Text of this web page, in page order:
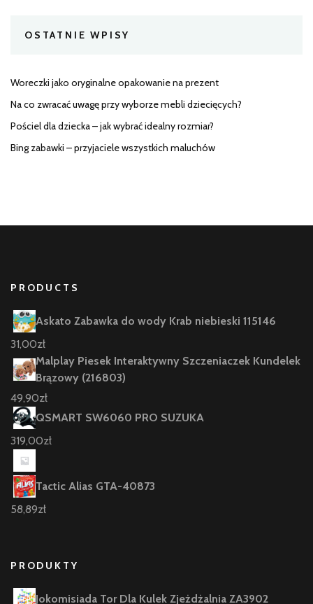
OSTATNIE WPISY
Woreczki jako oryginalne opakowanie na prezent
Na co zwracać uwagę przy wyborze mebli dziecięcych?
Pościel dla dziecka – jak wybrać idealny rozmiar?
Bing zabawki – przyjaciele wszystkich maluchów
PRODUCTS
Askato Zabawka do wody Krab niebieski 115146
31,00zł
Malplay Piesek Interaktywny Szczeniaczek Kundelek
Brązowy (216803)
49,90zł
QSMART SW6060 PRO SUZUKA
319,00zł
Tactic Alias GTA-40873
58,89zł
PRODUKTY
Jokomisiada Tor Dla Kulek Zjeżdżalnia ZA3902